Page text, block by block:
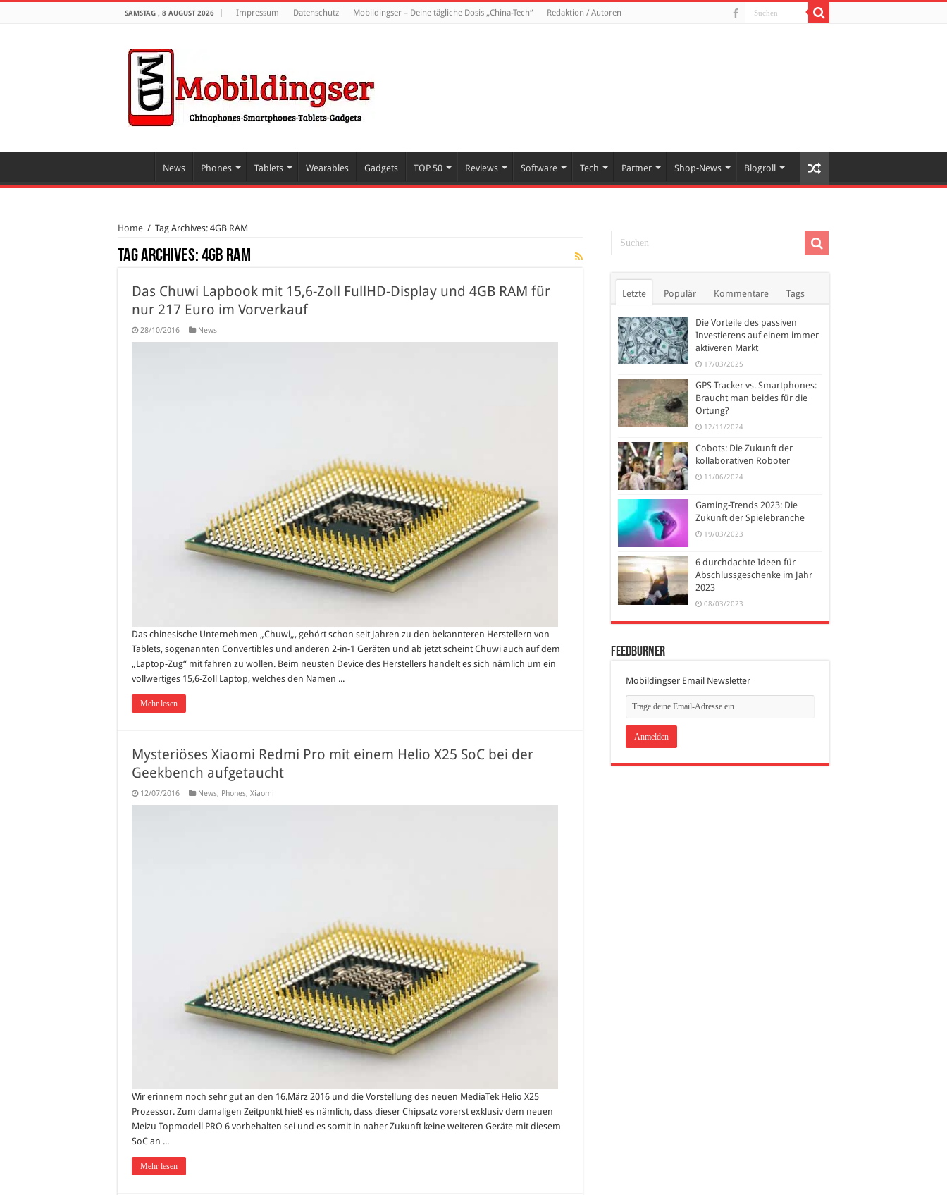
SAMSTAG , 8 AUGUST 2026 Impressum Datenschutz Mobildingser – Deine tägliche Dosis „China-Tech“ Redaktion / Autoren
News Phones Tablets Wearables Gadgets TOP 50 Reviews Software Tech Partner Shop-News Blogroll
Home / Tag Archives: 4GB RAM
Tag Archives:4GB RAM
Das Chuwi Lapbook mit 15,6-Zoll FullHD-Display und 4GB RAM für
nur 217 Euro im Vorverkauf
28/10/2016 News
Das chinesische Unternehmen „Chuwi„, gehört schon seit Jahren zu den bekannteren Herstellern von
Tablets, sogenannten Convertibles und anderen 2-in-1 Geräten und ab jetzt scheint Chuwi auch auf dem
„Laptop-Zug“ mit fahren zu wollen. Beim neusten Device des Herstellers handelt es sich nämlich um ein
vollwertiges 15,6-Zoll Laptop, welches den Namen ...
Mehr lesen
Mysteriöses Xiaomi Redmi Pro mit einem Helio X25 SoC bei der
Geekbench aufgetaucht
12/07/2016 News, Phones, Xiaomi
Wir erinnern noch sehr gut an den 16.März 2016 und die Vorstellung des neuen MediaTek Helio X25
Prozessor. Zum damaligen Zeitpunkt hieß es nämlich, dass dieser Chipsatz vorerst exklusiv dem neuen
Meizu Topmodell PRO 6 vorbehalten sei und es somit in naher Zukunft keine weiteren Geräte mit diesem
SoC an ...
Mehr lesen
Letzte Populär Kommentare Tags
Die Vorteile des passiven
Investierens auf einem immer
aktiveren Markt
17/03/2025
GPS-Tracker vs. Smartphones:
Braucht man beides für die
Ortung?
12/11/2024
Cobots: Die Zukunft der
kollaborativen Roboter
11/06/2024
Gaming-Trends 2023: Die
Zukunft der Spielebranche
19/03/2023
6 durchdachte Ideen für
Abschlussgeschenke im Jahr
2023
08/03/2023
FeedBurner
Mobildingser Email Newsletter